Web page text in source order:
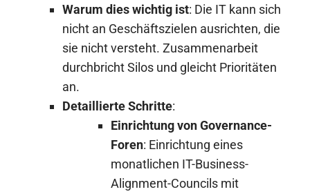
Warum dies wichtig ist: Die IT kann sich
nicht an Geschäftszielen ausrichten, die
sie nicht versteht. Zusammenarbeit
durchbricht Silos und gleicht Prioritäten
an.
Detaillierte Schritte:
Einrichtung von Governance-
Foren: Einrichtung eines
monatlichen IT-Business-
Alignment-Councils mit